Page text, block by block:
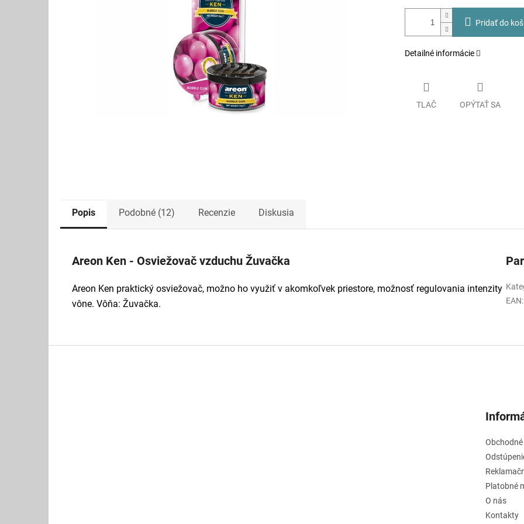
Pridať do
Detailné informácie
TLAČ OPÝTAŤ SA
Popis Podobné (12) Recenzie Diskusia
Areon Ken - Osviežovač vzduchu Žuvačka
Areon Ken praktický osviežovač, možno ho využiť v akomkoľvek priestore, možnosť regulovania intenzity
vône. Vôňa: Žuvačka.
EAN:
Platobné
O nás
Kontakty